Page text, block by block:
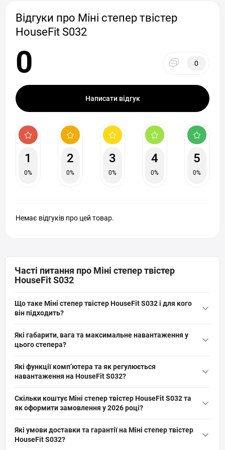
Відгуки про Міні степер твістер
HouseFit S032
0 0
Написати відгук
1
0%
2
0%
3
0%
4
0%
5
0%
Немає відгуків про цей товар.
Часті питання про Міні степер твістер
HouseFit S032
Що таке Міні степер твістер HouseFit S032 і для кого
він підходить?
міністепер з гідравлічною системою навантаження, великими
фітнесу, ходьби й тренування ніг; рекомендований для
користувачів до 100 кг, для початківців та середнього рівня.
Які габарити, вага та максимальне навантаження у
цього степера?
тренажера 7 кг (нетто) / 8 кг (брутто). Максимальна допустима
Які функції комп’ютера та як регулюється
навантаження на HouseFit S032?
хвилину, калорії та функцію скан. Регулювання навантаження
забезпечує гідравлічна система для плавного опору при
тренуванні ніг та імітації твістер-руху.
Скільки коштує Міні степер твістер HouseFit S032 та
як оформити замовлення у 2026 році?
HouseFit S032 (артикул: 20055) від бренду HouseFit складає 3
Які умови доставки та гарантії на Міні степер твістер
HouseFit S032?